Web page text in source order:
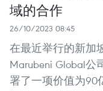
域的合作
26/10/2023 08:45
在最近举行的新加
Marubeni Global公
署了一项价值为90